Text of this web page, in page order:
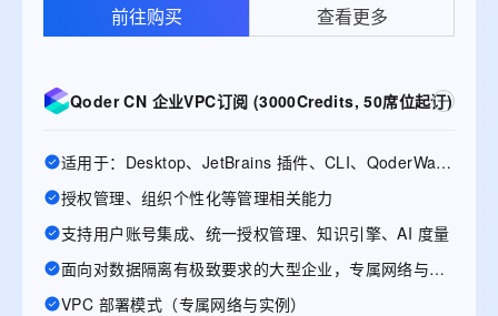
前往购买 查看更多
Qoder CN 企业VPC订阅 (3000Credits, 50席位起订)
适用于：Desktop、JetBrains 插件、CLI、QoderWake、Mobile
授权管理、组织个性化等管理相关能力
支持用户账号集成、统一授权管理、知识引擎、AI 度量
面向对数据隔离有极致要求的大型企业，专属网络与实例
VPC 部署模式（专属网络与实例）